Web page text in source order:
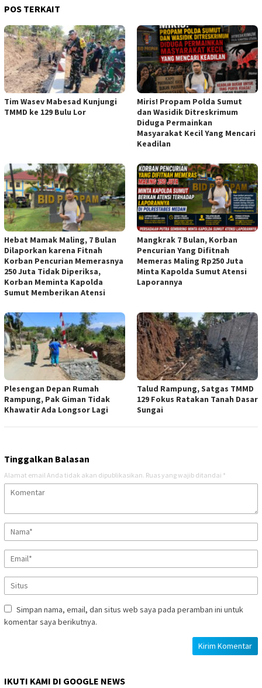
POS TERKAIT
Tim Wasev Mabesad Kunjungi
TMMD ke 129 Bulu Lor
Miris! Propam Polda Sumut
dan Wasidik Ditreskrimum
Diduga Permainkan
Masyarakat Kecil Yang Mencari
Keadilan
Hebat Mamak Maling, 7 Bulan
Dilaporkan karena Fitnah
Korban Pencurian Memerasnya
250 Juta Tidak Diperiksa,
Korban Meminta Kapolda
Sumut Memberikan Atensi
Mangkrak 7 Bulan, Korban
Pencurian Yang Difitnah
Memeras Maling Rp250 Juta
Minta Kapolda Sumut Atensi
Laporannya
Plesengan Depan Rumah
Rampung, Pak Giman Tidak
Khawatir Ada Longsor Lagi
Talud Rampung, Satgas TMMD
129 Fokus Ratakan Tanah Dasar
Sungai
Tinggalkan Balasan
Alamat email Anda tidak akan dipublikasikan. Ruas yang wajib ditandai *
Simpan nama, email, dan situs web saya pada peramban ini untuk
komentar saya berikutnya.
IKUTI KAMI DI GOOGLE NEWS